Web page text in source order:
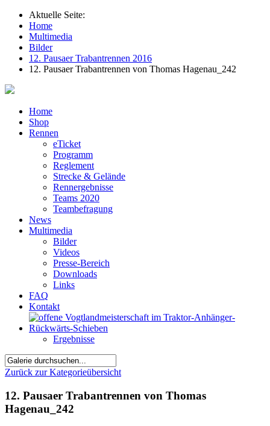
Aktuelle Seite:
Home
Multimedia
Bilder
12. Pausaer Trabantrennen 2016
12. Pausaer Trabantrennen von Thomas Hagenau_242
Home
Shop
Rennen
eTicket
Programm
Reglement
Strecke & Gelände
Rennergebnisse
Teams 2020
Teambefragung
News
Multimedia
Bilder
Videos
Presse-Bereich
Downloads
Links
FAQ
Kontakt
Ergebnisse
Zurück zur Kategorieübersicht
12. Pausaer Trabantrennen von Thomas
Hagenau_242